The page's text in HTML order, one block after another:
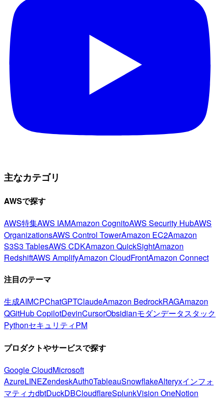
主なカテゴリ
AWSで探す
AWS特集AWS IAMAmazon CognitoAWS Security HubAWS
OrganizationsAWS Control TowerAmazon EC2Amazon
S3S3 TablesAWS CDKAmazon QuickSightAmazon
RedshiftAWS AmplifyAmazon CloudFrontAmazon Connect
注目のテーマ
生成AIMCPChatGPTClaudeAmazon BedrockRAGAmazon
QGitHub CopilotDevinCursorObsidianモダンデータスタック
PythonセキュリティPM
プロダクトやサービスで探す
Google CloudMicrosoft
AzureLINEZendeskAuth0TableauSnowflakeAlteryxインフォ
マティカdbtDuckDBCloudflareSplunkVision OneNotion